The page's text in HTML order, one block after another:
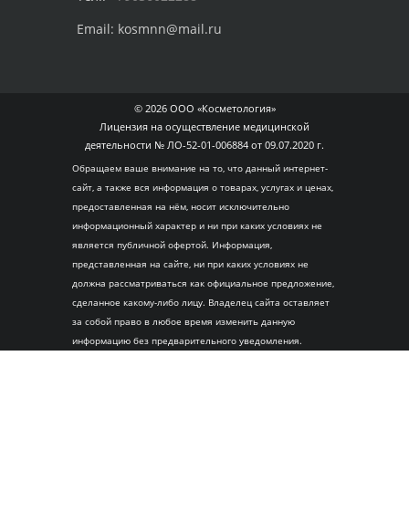
Email: kosmnn@mail.ru
© 2026 ООО «Косметология»
Лицензия на осуществление медицинской
деятельности № ЛО-52-01-006884 от 09.07.2020 г.
Обращаем ваше внимание на то, что данный интернет-
сайт, а также вся информация о товарах, услугах и ценах,
предоставленная на нём, носит исключительно
информационный характер и ни при каких условиях не
является публичной офертой. Информация,
представленная на сайте, ни при каких условиях не
должна рассматриваться как официальное предложение,
сделанное какому-либо лицу. Владелец сайта оставляет
за собой право в любое время изменить данную
информацию без предварительного уведомления.